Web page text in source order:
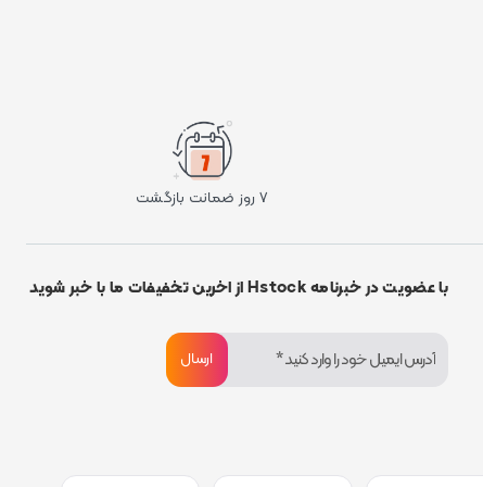
۷ روز ضمانت بازگشت
با عضویت در خبرنامه Hstock از اخرین تخفیفات ما با خبر شوید